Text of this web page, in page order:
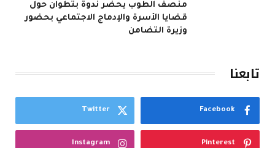
منصف الطوب يحضر ندوة بتطوان حول
قضايا الأسرة والإدماج الاجتماعي بحضور
وزيرة التضامن
تابعنا
Facebook
Twitter
Pinterest
Instagram